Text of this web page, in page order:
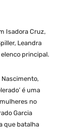
Isadora Cruz,
Leandra
elenco principal.
Nascimento,
é uma
no
Garcia
que batalha